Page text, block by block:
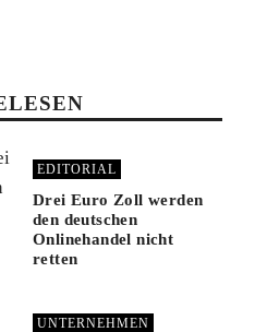
EDITORIAL
Drei Euro Zoll werden
den deutschen
Onlinehandel nicht
retten
UNTERNEHMEN